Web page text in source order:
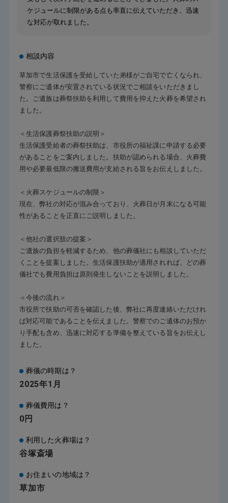
ケジュールに制限がある点も率直に伝えていただき、迅速
な対応が取れました。
相談内容
草加市で生活保護を受給していた弟様がご自宅で亡くなられ、
警察にご遺体が安置されている状況でご相談をいただきまし
た。ご遺族は葬祭扶助を利用して費用を抑えた火葬を希望され
ました。
＜生活保護葬祭扶助の説明＞
生活保護受給者の葬祭扶助は、市役所の福祉課に申請する必要
があることをご案内しました。扶助が認められる場合、火葬費
用や必要最低限の搬送費用が支給される旨をお伝えしました。
＜火葬スケジュールの制限＞
現在、弊社の対応が混み合っており、火葬日が月末になる可能
性があることを正直にご説明しました。
＜他社の選択肢の提案＞
ご遺族の負担を軽減するため、他の葬儀社にも相談していただ
くことを提案しました。生活保護扶助が適用されれば、どの葬
儀社でも費用負担は原則発生しないことを説明しました。
＜今後の流れ＞
市役所で扶助の可否を確認した後、弊社に再度連絡いただけれ
ば対応可能であることを伝えました。警察でのご遺体のお預か
り手配も含め、迅速に対応する準備を整えている旨をお伝えし
ました。
葬儀の時期は？
2025年1月
葬儀費用は？
0円
利用した火葬場は？
谷塚斎場
お住まいの地域は？
草加市